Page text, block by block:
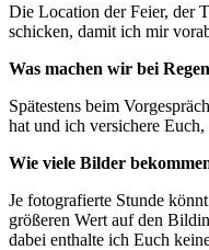
Die Location der Feier, der
schicken, damit ich mir
Was machen wir bei
Spätestens beim
hat und ich versichere
Wie viele Bilder
Je fotografierte Stunde
größeren Wert auf den
dabei enthalte ich Euch